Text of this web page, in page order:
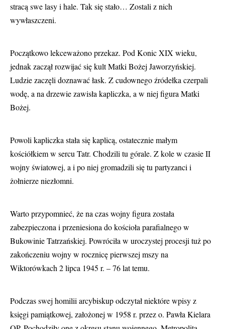
stracą swe lasy i hale. Tak się stało… Zostali z nich
wywłaszczeni.
Początkowo lekceważono przekaz. Pod Konic XIX wieku,
jednak zaczął rozwijać się kult Matki Bożej Jaworzyńskiej.
Ludzie zaczęli doznawać łask. Z cudownego źródełka czerpali
wodę, a na drzewie zawisła kapliczka, a w niej figura Matki
Bożej.
Powoli kapliczka stała się kaplicą, ostatecznie małym
kościółkiem w sercu Tatr. Chodzili tu górale. Z kole w czasie II
wojny światowej, a i po niej gromadzili się tu partyzanci i
żołnierze niezłomni.
Warto przypomnieć, że na czas wojny figura została
zabezpieczona i przeniesiona do kościoła parafialnego w
Bukowinie Tatrzańskiej. Powróciła w uroczystej procesji tuż po
zakończeniu wojny w rocznicę pierwszej mszy na
Wiktorówkach 2 lipca 1945 r. – 76 lat temu.
Podczas swej homilii arcybiskup odczytał niektóre wpisy z
księgi pamiątkowej, założonej w 1958 r. przez o. Pawła Kielara